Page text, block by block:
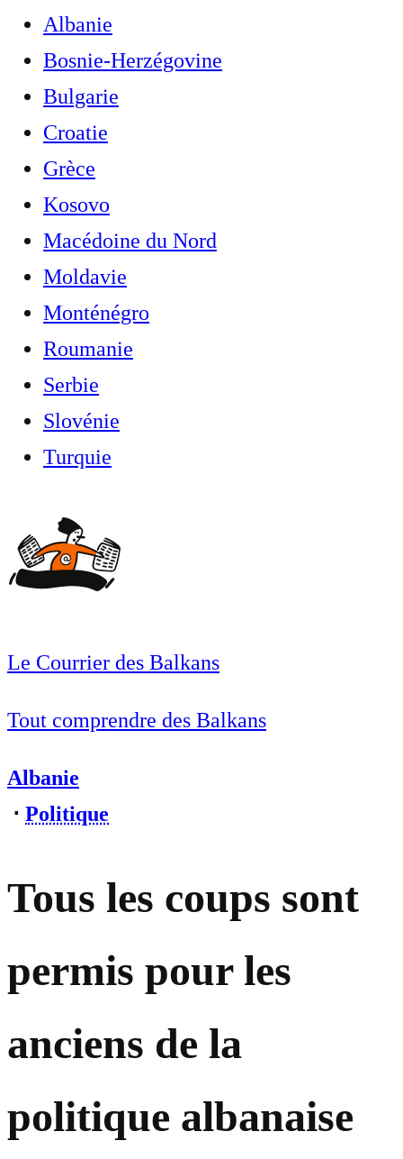
Albanie
Bosnie-Herzégovine
Bulgarie
Croatie
Grèce
Kosovo
Macédoine du Nord
Moldavie
Monténégro
Roumanie
Serbie
Slovénie
Turquie
Le Courrier des Balkans
Tout comprendre des Balkans
Albanie
⋅ Politique
Tous les coups sont
permis pour les
anciens de la
politique albanaise